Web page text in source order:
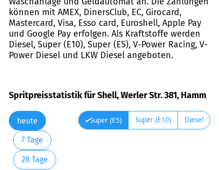
können mit AMEX, DinersClub, EC, Girocard,
Mastercard, Visa, Esso card, Euroshell, Apple Pay
und Google Pay erfolgen. Als Kraftstoffe werden
Diesel, Super (E10), Super (E5), V-Power Racing, V-
Power Diesel und LKW Diesel angeboten.
Spritpreisstatistik für Shell, Werler Str. 381, Hamm
heute
7 Tage
28 Tage
Super (E5) Super (E10) Diesel